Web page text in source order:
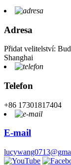
Adresa
Přidat velitelství:
Shanghai
Telefon
+86 17301817404
E-mail